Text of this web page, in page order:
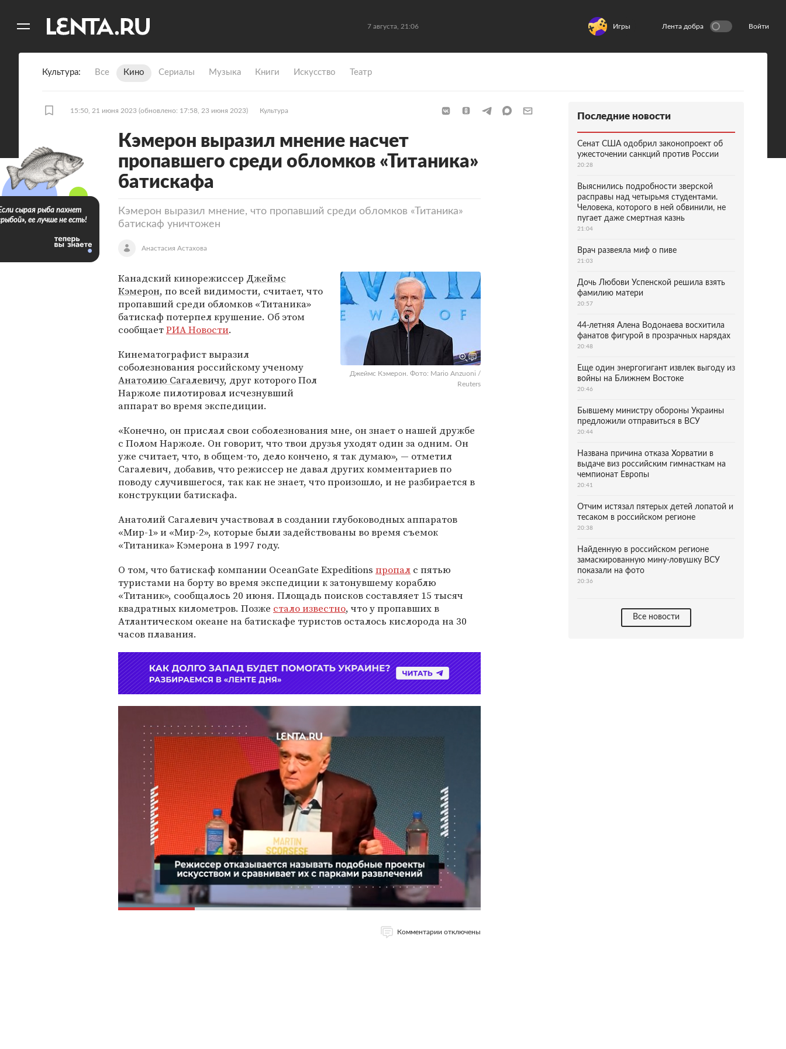
7 августа, 21:06 Игры Лента добра Войти
Культура Все Кино Сериалы Музыка Книги Искусство Театр
15:50, 21 июня 2023 (обновлено: 17:58, 23 июня 2023) Культура
Кэмерон выразил мнение насчет
пропавшего среди обломков «Титаника»
батискафа
Кэмерон выразил мнение, что пропавший среди обломков «Титаника»
батискаф уничтожен
Анастасия Астахова
Джеймс Кэмерон. Фото: Mario Anzuoni /
Reuters
Канадский кинорежиссер Джеймс
Кэмерон, по всей видимости, считает, что
пропавший среди обломков «Титаника»
батискаф потерпел крушение. Об этом
сообщаетРИА Новости.
Кинематографист выразил
соболезнования российскому ученому
Анатолию Сагалевичу, друг которого Пол
Наржоле пилотировал исчезнувший
аппарат во время экспедиции.
«Конечно, он прислал свои соболезнования мне, он знает о нашей дружбе
с Полом Наржоле. Он говорит, что твои друзья уходят один за одним. Он
уже считает, что, в общем-то, дело кончено, я так думаю», — отметил
Сагалевич, добавив, что режиссер не давал других комментариев по
поводу случившегося, так как не знает, что произошло, и не разбирается в
конструкции батискафа.
Анатолий Сагалевич участвовал в создании глубоководных аппаратов
«Мир-1» и «Мир-2», которые были задействованы во время съемок
«Титаника» Кэмерона в 1997 году.
О том, что батискаф компании OceanGate Expeditions пропал с пятью
туристами на борту во время экспедиции к затонувшему кораблю
«Титаник», сообщалось 20 июня. Площадь поисков составляет 15 тысяч
квадратных километров. Позже стало известно, что у пропавших в
Атлантическом океане на батискафе туристов осталось кислорода на 30
часов плавания.
Комментарии отключены
сырая рыба пахнет
ее лучше не есть!
Последние новости
Сенат США одобрил законопроект об
ужесточении санкций против России
20:28
Выяснились подробности зверской
расправы над четырьмя студентами.
Человека, которого в ней обвинили, не
пугает даже смертная казнь
21:04
Врач развеяла миф о пиве
21:03
Дочь Любови Успенской решила взять
фамилию матери
20:57
44-летняя Алена Водонаева восхитила
фанатов фигурой в прозрачных нарядах
20:48
Еще один энергогигант извлек выгоду из
войны на Ближнем Востоке
20:46
Бывшему министру обороны Украины
предложили отправиться в ВСУ
20:44
Названа причина отказа Хорватии в
выдаче виз российским гимнасткам на
чемпионат Европы
20:41
Отчим истязал пятерых детей лопатой и
тесаком в российском регионе
20:38
Найденную в российском регионе
замаскированную мину-ловушку ВСУ
показали на фото
20:36
Все новости